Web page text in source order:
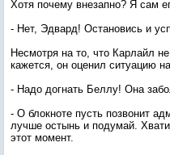
Хотя почему внезапно? Я сам
- Нет, Эдвард! Остановись и
Несмотря на то, что Карлайл
кажется, он оценил ситуацию
- Надо догнать Беллу! Она
- О блокноте пусть позвонит
лучше остынь и подумай.
этот момент.